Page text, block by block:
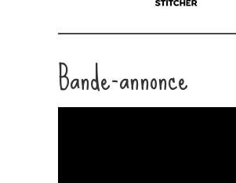
Bande-annonce